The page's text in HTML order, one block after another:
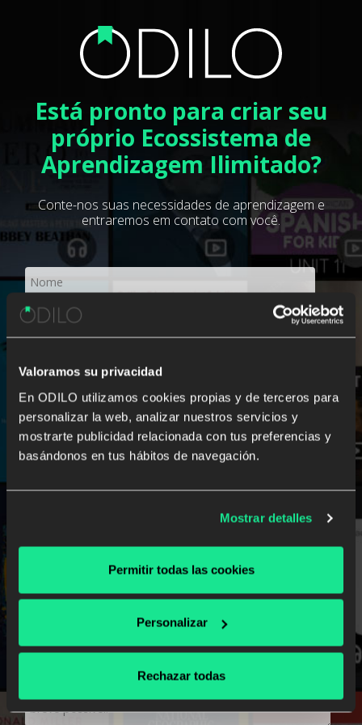
Valoramos su privacidad
En ODILO utilizamos cookies propias y de terceros para
personalizar la web, analizar nuestros servicios y
mostrarte publicidad relacionada con tus preferencias y
basándonos en tus hábitos de navegación.
Mostrar detalles
Permitir todas las cookies
Personalizar
Rechazar todas
Está pronto para criar seu
próprio Ecossistema de
Aprendizagem Ilimitado?
Conte-nos suas necessidades de aprendizagem e
entraremos em contato com você.